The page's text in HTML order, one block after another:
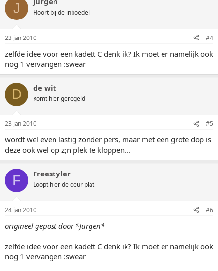
J Hoort bij de inboedel
23 jan 2010 #4
zelfde idee voor een kadett C denk ik? Ik moet er namelijk ook
nog 1 vervangen :swear
D de wit
Komt hier geregeld
23 jan 2010 #5
wordt wel even lastig zonder pers, maar met een grote dop is
deze ook wel op z;n plek te kloppen...
F Freestyler
Loopt hier de deur plat
24 jan 2010 #6
origineel gepost door *Jurgen*
zelfde idee voor een kadett C denk ik? Ik moet er namelijk ook
nog 1 vervangen :swear